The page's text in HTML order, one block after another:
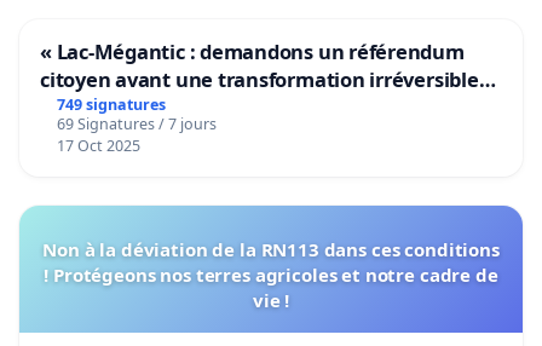
« Lac-Mégantic : demandons un référendum
citoyen avant une transformation irréversible
de notre territoire »
749 signatures
69 Signatures / 7 jours
17 Oct 2025
Non à la déviation de la RN113 dans ces conditions
! Protégeons nos terres agricoles et notre cadre de
vie !